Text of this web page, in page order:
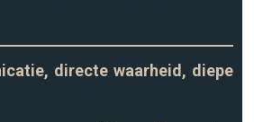
directe waarheid, diepe